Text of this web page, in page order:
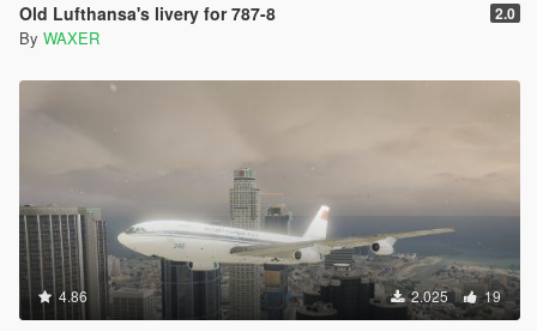
Old Lufthansa's livery for 787-8 2.0
By WAXER
4.86 2.025 19